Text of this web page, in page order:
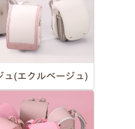
ュ(エクルベージュ)